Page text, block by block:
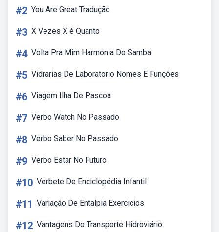
#2 You Are Great Tradução
#3 X Vezes X é Quanto
#4 Volta Pra Mim Harmonia Do Samba
#5 Vidrarias De Laboratorio Nomes E Funções
#6 Viagem Ilha De Pascoa
#7 Verbo Watch No Passado
#8 Verbo Saber No Passado
#9 Verbo Estar No Futuro
#10 Verbete De Enciclopédia Infantil
#11 Variação De Entalpia Exercicios
#12 Vantagens Do Transporte Hidroviário